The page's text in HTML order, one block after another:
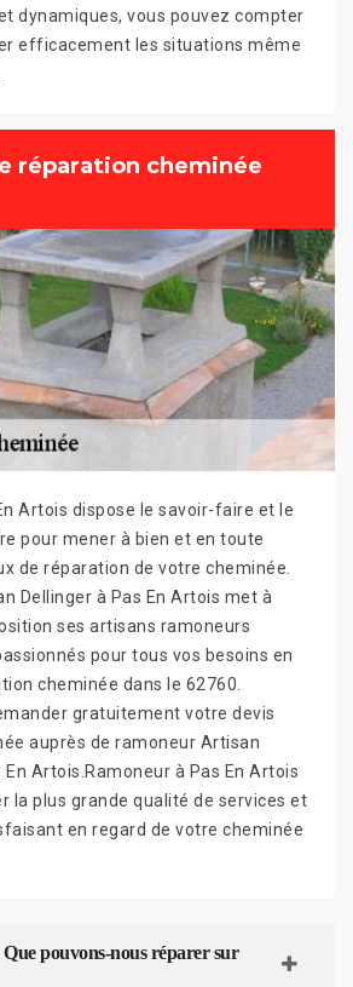
dynamiques, vous pouvez compter
efficacement les situations même
réparation cheminée
Artois dispose le savoir-faire et le
pour mener à bien et en toute
de réparation de votre cheminée.
Dellinger à Pas En Artois met à
ses artisans ramoneurs
pour tous vos besoins en
cheminée dans le 62760.
gratuitement votre devis
auprès de ramoneur Artisan
En Artois.Ramoneur à Pas En Artois
la plus grande qualité de services et
en regard de votre cheminée
pouvons-nous réparer sur